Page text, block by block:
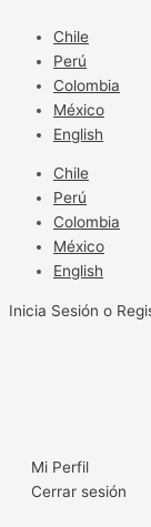
contenido
Chile
Perú
Colombia
México
English
Chile
Perú
Colombia
México
English
Inicia Sesión o
Mi Perfil
Cerrar sesión